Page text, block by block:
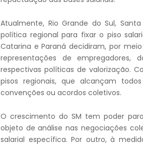
Atualmente, Rio Grande do Sul,
política regional para fixar o piso
Catarina e Paraná decidiram, por
representações de empregadores,
respectivas políticas de valorização.
pisos regionais, que alcançam
convenções ou acordos coletivos.
O crescimento do SM tem poder
objeto de análise nas negociações
salarial específica. Por outro, à